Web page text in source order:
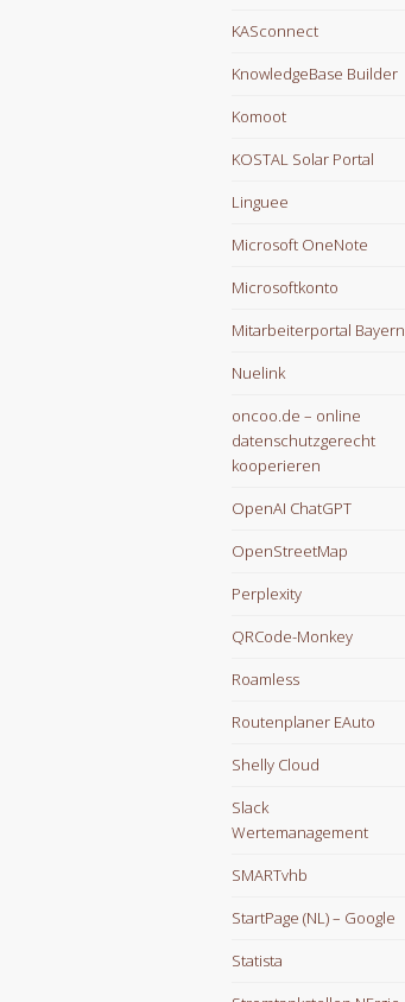
KASconnect
KnowledgeBase Builder
Komoot
KOSTAL Solar Portal
Linguee
Microsoft OneNote
Microsoftkonto
Mitarbeiterportal Bayern
Nuelink
oncoo.de – online
datenschutzgerecht
kooperieren
OpenAI ChatGPT
OpenStreetMap
Perplexity
QRCode-Monkey
Roamless
Routenplaner EAuto
Shelly Cloud
Slack
Wertemanagement
SMARTvhb
StartPage (NL) – Google
Statista